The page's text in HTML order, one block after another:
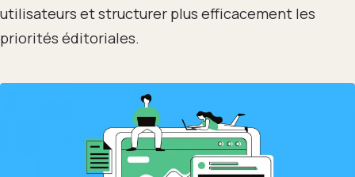
utilisateurs et structurer plus efficacement les
priorités éditoriales.